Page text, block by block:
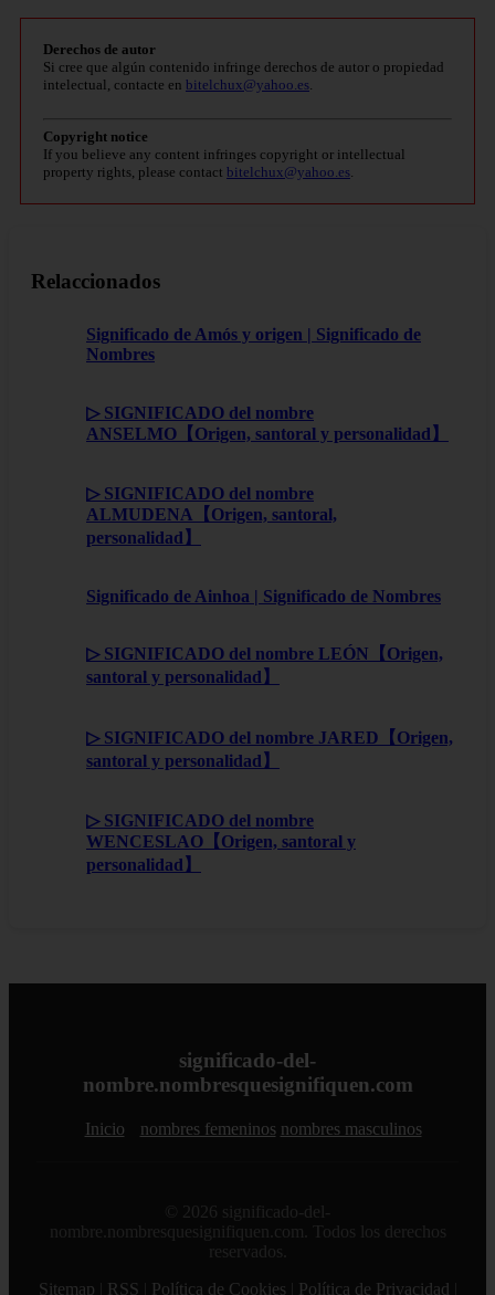
Derechos de autor
Si cree que algún contenido infringe derechos de autor o propiedad
intelectual, contacte en bitelchux@yahoo.es
Copyright notice
If you believe any content infringes copyright or intellectual
property rights, please contact bitelchux@yahoo.es
Relaccionados
Significado de Amós y origen | Significado de
Nombres
▷ SIGNIFICADO del nombre
ANSELMO【Origen, santoral y personalidad】
▷ SIGNIFICADO del nombre
ALMUDENA【Origen, santoral,
personalidad】
Significado de Ainhoa | Significado de Nombres
▷ SIGNIFICADO del nombre LEÓN【Origen,
santoral y personalidad】
▷ SIGNIFICADO del nombre JARED【Origen,
santoral y personalidad】
▷ SIGNIFICADO del nombre
WENCESLAO【Origen, santoral y
personalidad】
significado-del-
nombre.nombresquesignifiquen.com
Inicio nombres femeninos nombres masculinos
© 2026 significado-del-
nombre.nombresquesignifiquen.com. Todos los derechos
reservados.
Sitemap
RSS Política de Cookies Política de Privacidad